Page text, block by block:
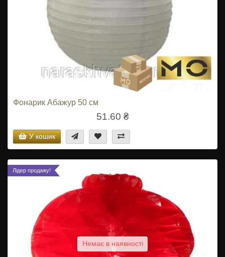
Фонарик Абажур 50 см
51.60 ₴
У кошик
Лідер продажу!
Немає в наявності